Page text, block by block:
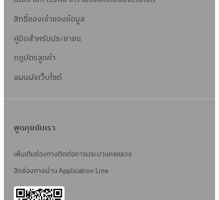
สิทธิ์ของเจ้าของข้อมูล
คู่มือสำหรับประชาชน
กฎบัตรลูกค้า
แผนผังเว็บไซต์
พูดคุยกับเรา
เพิ่มเติมช่องทางติดต่อการประปานครหลวง
อีกช่องทางผ่าน Application Line